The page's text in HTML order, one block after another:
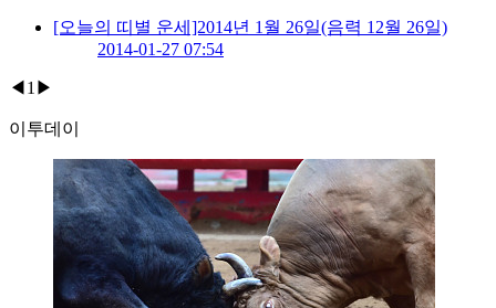
[오늘의 띠별 운세]2014년 1월 26일(음력 12월 26일)
2014-01-27 07:54
◀ 1 ▶
이투데이